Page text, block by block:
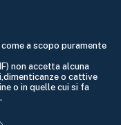
a scopo puramente
non accetta alcuna
o cattive
o in quelle cui si fa